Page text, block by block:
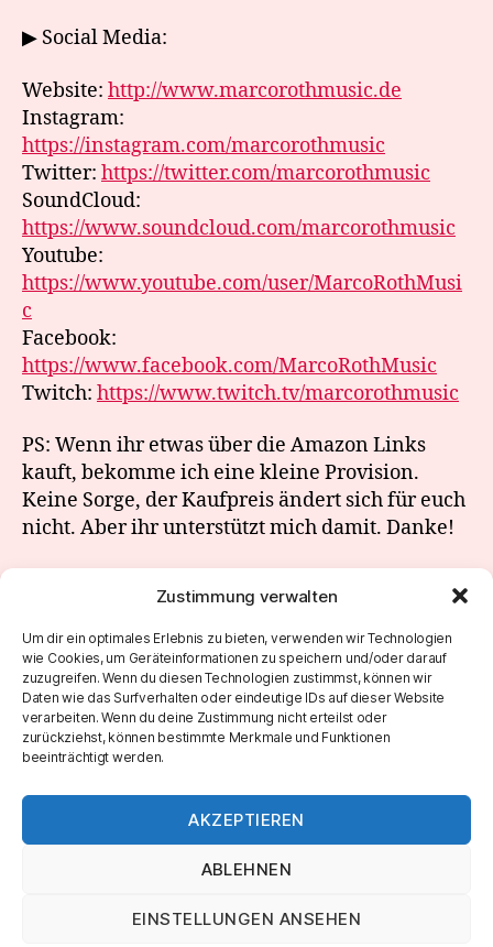
Zustimmung verwalten
Um dir ein optimales Erlebnis zu bieten, verwenden wir Technologien
wie Cookies, um Geräteinformationen zu speichern und/oder darauf
zuzugreifen. Wenn du diesen Technologien zustimmst, können wir
Daten wie das Surfverhalten oder eindeutige IDs auf dieser Website
verarbeiten. Wenn du deine Zustimmung nicht erteilst oder
zurückziehst, können bestimmte Merkmale und Funktionen
beeinträchtigt werden.
AKZEPTIEREN
ABLEHNEN
EINSTELLUNGEN ANSEHEN
▶ Social Media:
Website: http://www.marcorothmusic.de
Instagram:
https://instagram.com/marcorothmusic
Twitter: https://twitter.com/marcorothmusic
SoundCloud:
https://www.soundcloud.com/marcorothmusic
Youtube:
https://www.youtube.com/user/MarcoRothMusi
c
Facebook:
https://www.facebook.com/MarcoRothMusic
Twitch: https://www.twitch.tv/marcorothmusic
PS: Wenn ihr etwas über die Amazon Links
kauft, bekomme ich eine kleine Provision.
Keine Sorge, der Kaufpreis ändert sich für euch
nicht. Aber ihr unterstützt mich damit. Danke!
← Sunday Morning Jam 20
→ Sunday Morning Jam 22
Marco Roth Music